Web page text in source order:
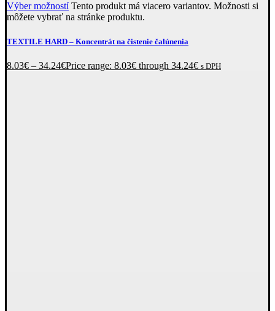
Výber možností Tento produkt má viacero variantov. Možnosti si
môžete vybrať na stránke produktu.
TEXTILE HARD – Koncentrát na čistenie čalúnenia
8.03€ – 34.24€Price range: 8.03€ through 34.24€ s DPH